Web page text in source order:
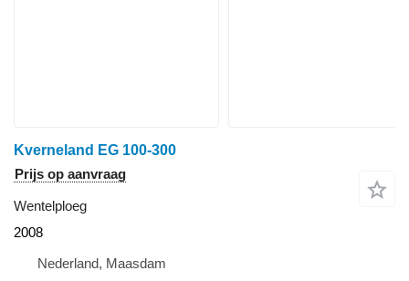
Kverneland EG 100-300
Prijs op aanvraag
Wentelploeg
2008
Nederland, Maasdam